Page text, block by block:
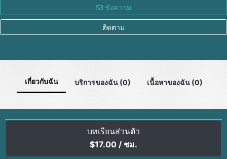
ข้อความ
ติดตาม
เกี่ยวกับฉัน บริการของฉัน (0) เนื้อหาของฉัน (0)
บทเรียนส่วนตัว
$17.00 / ชม.